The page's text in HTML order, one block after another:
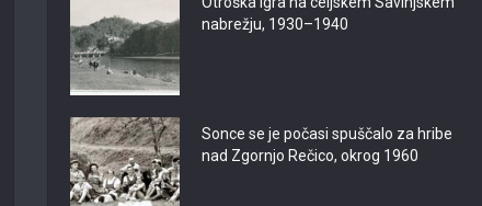
nabrežju, 1930–1940
Sonce se je počasi spuščalo za hribe
nad Zgornjo Rečico, okrog 1960